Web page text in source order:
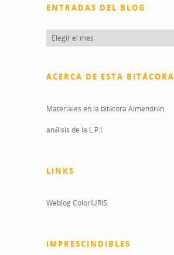
ENTRADAS DEL BLOG
Entradas
del
ACERCA DE ESTA BITÁCORA
Materiales en la bitácora Almendrón
análisis de la L.P.I.
LINKS
Weblog ColorIURIS
IMPRESCINDIBLES